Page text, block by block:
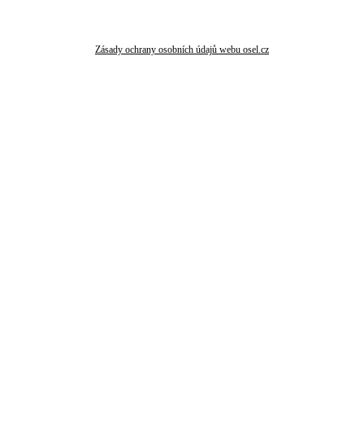
Zásady ochrany osobních údajů webu osel.cz